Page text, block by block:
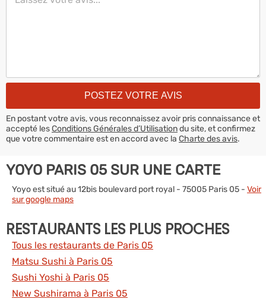
En postant votre avis, vous reconnaissez avoir pris connaissance et
accepté lesConditions Générales d’Utilisationdu site, et confirmez
que votre commentaire est en accord avec la Charte des avis.
YOYO PARIS 05 SUR UNE CARTE
Yoyo est situé au 12bis boulevard port royal - 75005 Paris 05 - Voir
sur google maps
RESTAURANTS LES PLUS PROCHES
Tous les restaurants de Paris 05
Matsu Sushi à Paris 05
Sushi Yoshi à Paris 05
New Sushirama à Paris 05